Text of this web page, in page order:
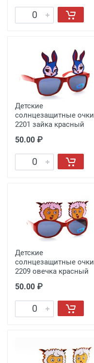
Детские
солнцезащитные очки
2201 зайка красный
50.00 ₽
Детские
солнцезащитные очки
2209 овечка красный
50.00 ₽